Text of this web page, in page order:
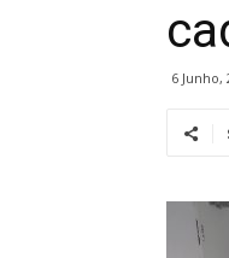
6 Junho,